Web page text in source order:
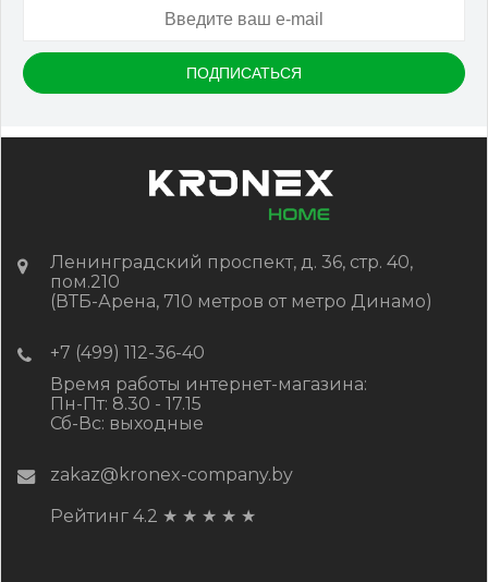
150*25*3000 мм
КУПИТЬ
Ленинградский проспект, д. 36, стр. 40,
пом.210
(ВТБ-Арена, 710 метров от метро Динамо)
+7 (499) 112-36-40
Время работы интернет-магазина:
Пн-Пт: 8.30 - 17.15
Сб-Вс: выходные
zakaz@kronex-company.by
Рейтинг 4.2 ★ ★ ★ ★ ★